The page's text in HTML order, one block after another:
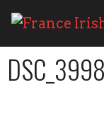
DSC_3998